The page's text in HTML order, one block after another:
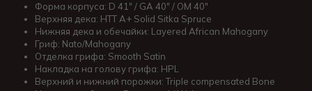
Форма корпуса: D 41" / GA 40" / OM 40"
Верхняя дека: HTT A+ Solid Sitka Spruce
Нижняя дека и обечайки: Layered African Mahogany
Гриф: Nato/Mahogany
Отделка грифа: Smooth Satin
Накладка на голову грифа: HPL
Верхний и нижний порожки: Triple compensated Bone